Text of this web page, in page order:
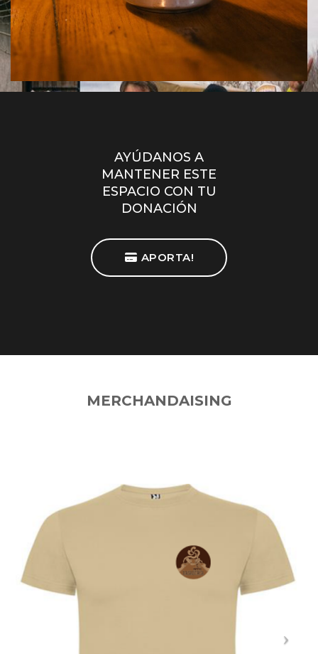
AYÚDANOS A
MANTENER ESTE
ESPACIO CON TU
DONACIÓN
APORTA!
MERCHANDAISING